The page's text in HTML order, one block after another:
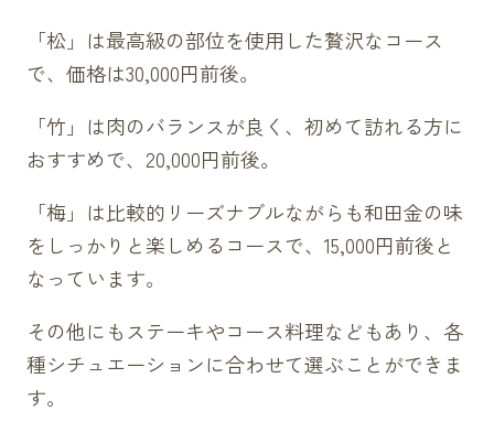
「松」は最高級の部位を使用した贅沢なコース
で、価格は30,000円前後。
「竹」は肉のバランスが良く、初めて訪れる方に
おすすめで、20,000円前後。
「梅」は比較的リーズナブルながらも和田金の味
をしっかりと楽しめるコースで、15,000円前後と
なっています。
その他にもステーキやコース料理などもあり、各
種シチュエーションに合わせて選ぶことができま
す。